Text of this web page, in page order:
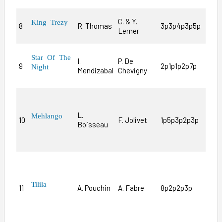
8 King Trezy R. Thomas
C. & Y.
Lerner
3p3p4p3p5p
9
Star Of The
Night
I.
Mendizabal
P. De
Chevigny
2p1p1p2p7p
10
Mehlango
L.
Boisseau
F. Jolivet 1p5p3p2p3p
11 Tilila A. Pouchin A. Fabre 8p2p2p3p